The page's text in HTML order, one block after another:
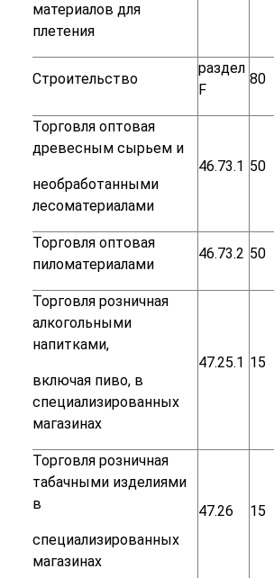
материалов для
плетения
Строительство
раздел
F
80
Торговля оптовая
древесным сырьем и
необработанными
лесоматериалами
46.73.1 50
Торговля оптовая
пиломатериалами
46.73.2 50
Торговля розничная
алкогольными
напитками,
включая пиво, в
специализированных
магазинах
47.25.1 15
Торговля розничная
табачными изделиями
в
специализированных
магазинах
47.26 15